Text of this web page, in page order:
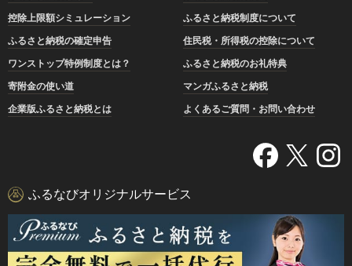
控除上限額シミュレーション
ふるさと納税制度について
ふるさと納税の確定申告
住民税・所得税の控除について
ワンストップ特例制度とは？
ふるさと納税のお礼特典
寄附金の使い道
マンガふるさと納税
企業版ふるさと納税とは
よくあるご質問・お問い合わせ
ふるなびオリジナルサービス